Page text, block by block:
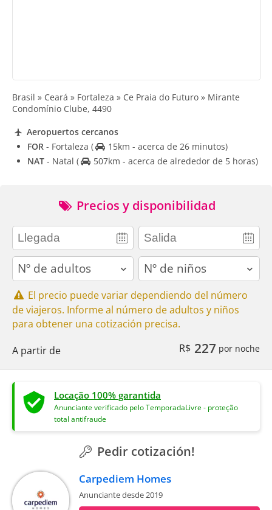
Brasil » Ceará » Fortaleza » Ce Praia do Futuro » Mirante
Condomínio Clube, 4490
Aeropuertos cercanos
FOR - Fortaleza (
15km - acerca de 26 minutos)
NAT - Natal ( 507km - acerca de alrededor de 5 horas)
Precios y disponibilidad
adults children
El precio puede variar dependiendo del número
de viajeros. Informe al número de adultos y niños
para obtener una cotización precisa.
A partir de
R$ 227 por noche
Locação 100% garantida
Anunciante verificado pelo TemporadaLivre - proteção
total antifraude
Pedir cotización!
Carpediem Homes
Anunciante desde 2019